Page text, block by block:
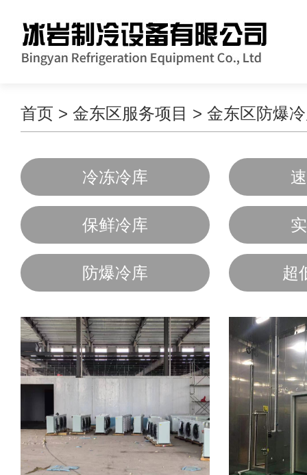
首页 > 金东区服务项目 > 金东区防爆
冷冻冷库
保鲜冷库
防爆冷库 超